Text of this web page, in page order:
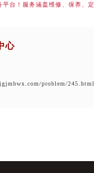
心
problem/245.html